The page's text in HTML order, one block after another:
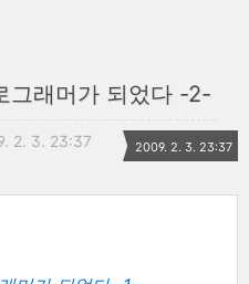
그래머가 되었다 -2-
2. 3. 23:37 2009. 2. 3. 23:37